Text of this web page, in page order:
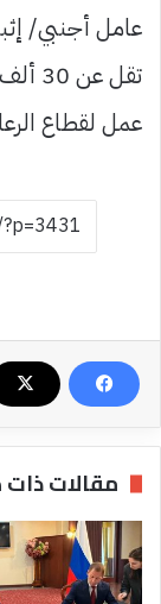
عامل أجنبي/
عمل لقطاع
مقالات